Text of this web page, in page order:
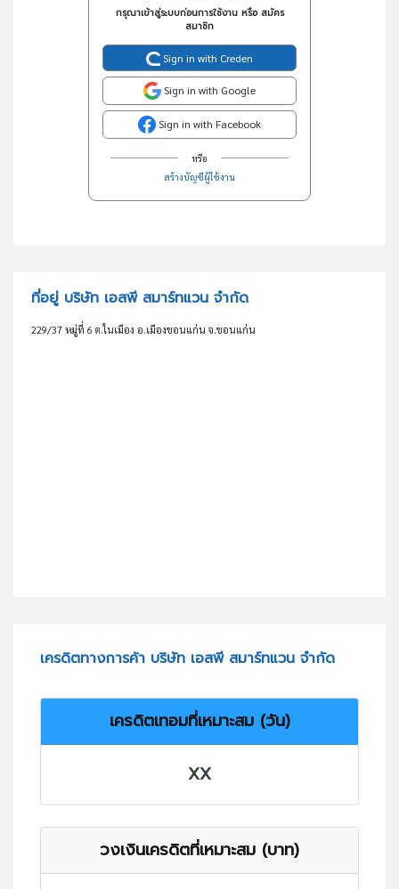
กรุณาเข้าสู่ระบบก่อนการใช้งาน หรือ สมัคร
สมาชิก
Sign in with Creden
Sign in with Google
Sign in with Facebook
หรือ
สร้างบัญชีผู้ใช้งาน
ที่อยู่ บริษัท เอสพี สมาร์ทแวน จำกัด
229/37 หมู่ที่ 6 ต.ในเมือง อ.เมืองขอนแก่น จ.ขอนแก่น
เครดิตทางการค้า บริษัท เอสพี สมาร์ทแวน จำกัด
เครดิตเทอมที่เหมาะสม (วัน)
XX
วงเงินเครดิตที่เหมาะสม (บาท)